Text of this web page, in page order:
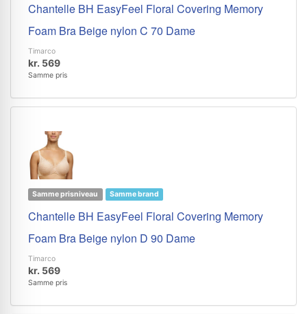
Chantelle BH EasyFeel Floral Covering Memory
Foam Bra Beige nylon C 70 Dame
Timarco
kr. 569
Samme pris
Samme prisniveau Samme brand
Chantelle BH EasyFeel Floral Covering Memory
Foam Bra Beige nylon D 90 Dame
Timarco
kr. 569
Samme pris